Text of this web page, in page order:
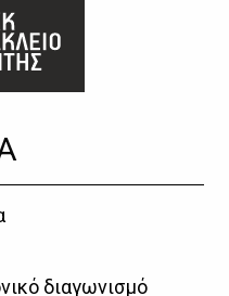
διαγωνισμό